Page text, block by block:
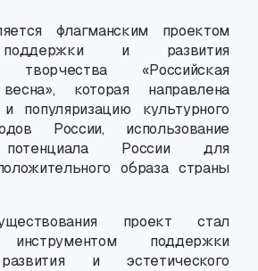
флагманским проектом
и развития
творчества «Российская
которая направлена
популяризацию культурного
России,
использование
потенциала России для
образа страны
проект стал
инструментом поддержки
и эстетического